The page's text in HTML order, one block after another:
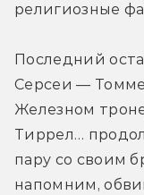
религиозные
Последний
Серсеи —
Железном
Тиррел…
пару со своим
напомним,